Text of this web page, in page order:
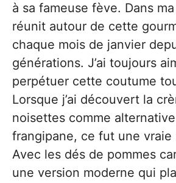
à sa fameuse fève. Dans
réunit autour de cette
chaque mois de janvier
générations. J’ai toujours
perpétuer cette coutume
Lorsque j’ai découvert la
noisettes comme
frangipane, ce fut une vraie
Avec les dés de pommes
une version moderne qui